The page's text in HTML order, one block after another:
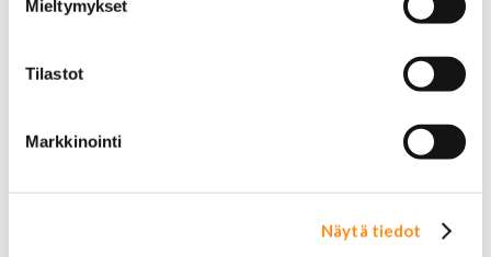
Mieltymykset
Tilastot
Markkinointi
Näytä tiedot
Tarrat, tunnukset, logot, merkit